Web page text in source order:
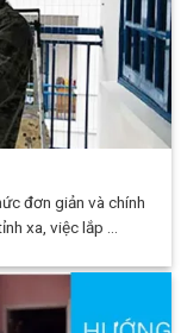
đơn giản và chính
xa, việc lắp ...